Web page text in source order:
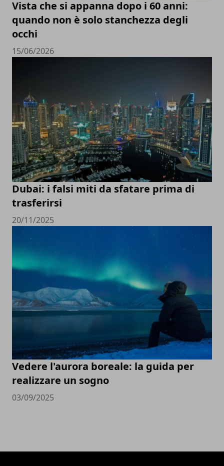
Vista che si appanna dopo i 60 anni:
quando non è solo stanchezza degli
occhi
15/06/2026
Dubai: i falsi miti da sfatare prima di
trasferirsi
20/11/2025
Vedere l'aurora boreale: la guida per
realizzare un sogno
03/09/2025